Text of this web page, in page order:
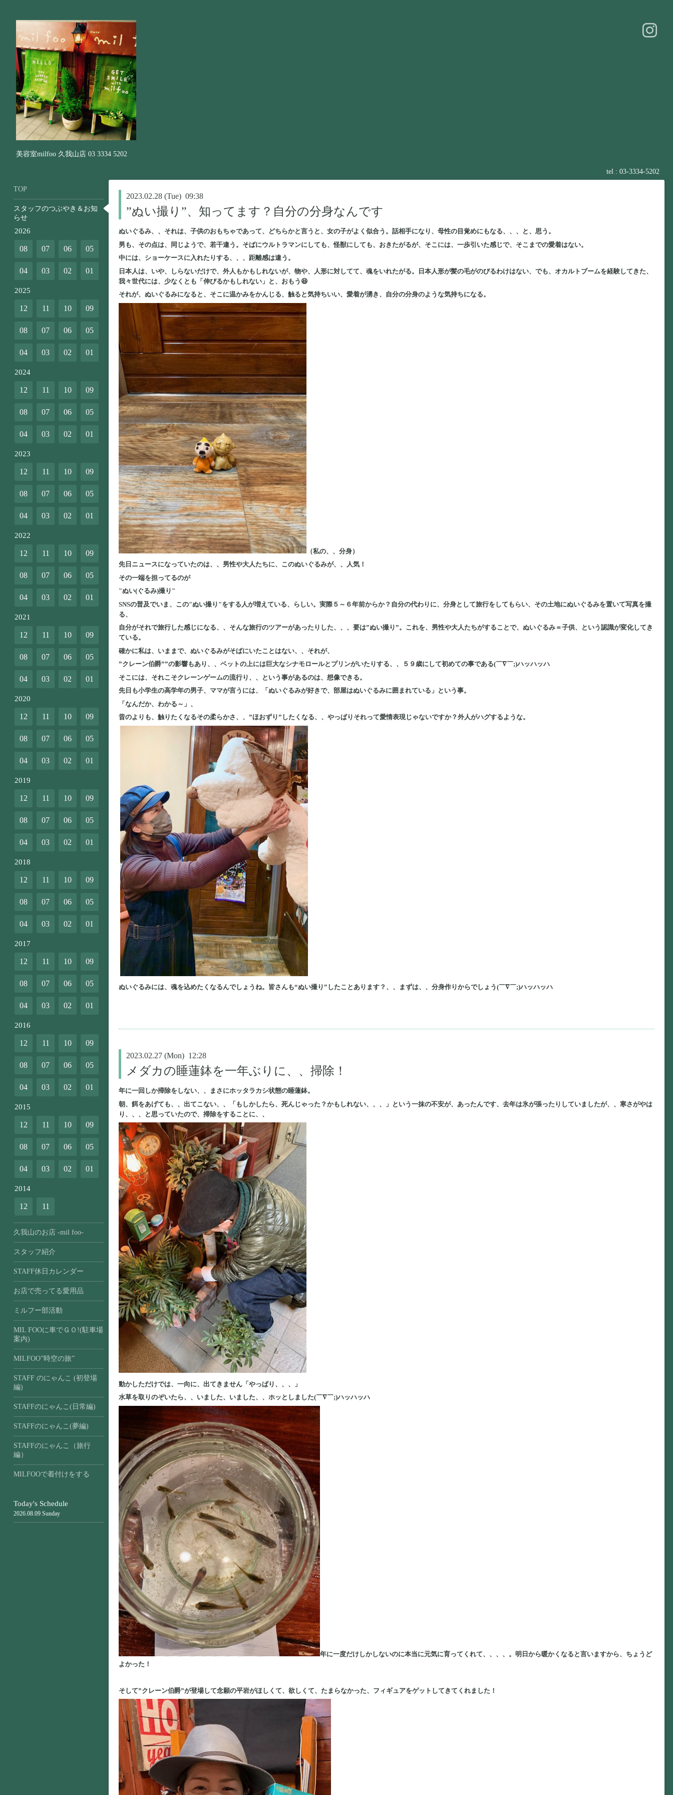
美容室milfoo 久我山店 03 3334 5202
tel : 03-3334-5202
2023.02.28 (Tue) 09:38
”ぬい撮り”、知ってます？自分の分身なんです
ぬいぐるみ、、それは、子供のおもちゃであって、どちらかと言うと、女の子がよく似合う。話相手になり、母性の目覚めにもなる、、、と、思う。
男も、その点は、同じようで、若干違う。そばにウルトラマンにしても、怪獣にしても、おきたがるが、そこには、一歩引いた感じで、そこまでの愛着はない。
中には、ショーケースに入れたりする、、、距離感は違う。
日本人は、いや、しらないだけで、外人もかもしれないが、物や、人形に対してて、魂をいれたがる。日本人形が髪の毛がのびるわけはない、でも、オカルトブームを経験してきた、
我々世代には、少なくとも「伸びるかもしれない」と、おもう😆
それが、ぬいぐるみになると、そこに温かみをかんじる、触ると気持ちいい、愛着が湧き、自分の分身のような気持ちになる。
（私の、、分身）
先日ニュースになっていたのは、、男性や大人たちに、このぬいぐるみが、、人気！
その一端を担ってるのが
"ぬい(ぐるみ)撮り"
SNSの普及でいま、この"ぬい撮り"をする人が増えている、らしい。実際５～６年前からか？自分の代わりに、分身として旅行をしてもらい、その土地にぬいぐるみを置いて写真を撮
る、
自分がそれで旅行した感じになる、、そんな旅行のツアーがあったりした、、、要は”ぬい撮り”。これを、男性や大人たちがすることで、ぬいぐるみ＝子供、という認識が変化してき
ている。
確かに私は、いままで、ぬいぐるみがそばにいたことはない、、それが、
”クレーン伯爵””の影響もあり、、ベットの上には巨大なシナモロールとプリンがいたりする、、５９歳にして初めての事である(￣∇￣;)ハッハッハ
そこには、それこそクレーンゲームの流行り、、という事があるのは、想像できる。
先日も小学生の高学年の男子、ママが言うには、「ぬいぐるみが好きで、部屋はぬいぐるみに囲まれている」という事。
「なんだか、わかる～」、
昔のよりも、触りたくなるその柔らかさ、、”ほおずり”したくなる、、やっぱりそれって愛情表現じゃないですか？外人がハグするような。
ぬいぐるみには、魂を込めたくなるんでしょうね。皆さんも“ぬい撮り”したことあります？、、まずは、、分身作りからでしょう(￣∇￣;)ハッハッハ
2023.02.27 (Mon) 12:28
メダカの睡蓮鉢を一年ぶりに、、掃除！
年に一回しか掃除をしない、、まさにホッタラカシ状態の睡蓮鉢。
朝、餌をあげても、、出てこない、、「もしかしたら、死んじゃった？かもしれない、、、」という一抹の不安が、あったんです、去年は氷が張ったりしていましたが、、寒さがやは
り、、、と思っていたので、掃除をすることに、、
動かしただけでは、一向に、出てきません「やっぱり、、、」
水草を取りのぞいたら、、いました、いました、、ホッとしました(￣∇￣;)ハッハッハ
年に一度だけしかしないのに本当に元気に育ってくれて、、、、。明日から暖かくなると言いますから、ちょうど
よかった！
そして”クレーン伯爵”が登場して念願の平岩がほしくて、欲しくて、たまらなかった、フィギュアをゲットしてきてくれました！
TOP
スタッフのつぶやき＆お知
らせ
2026
08 07 06 05
04 03 02 01
2025
12 11 10 09
08 07 06 05
04 03 02 01
2024
12 11 10 09
08 07 06 05
04 03 02 01
2023
12 11 10 09
08 07 06 05
04 03 02 01
2022
12 11 10 09
08 07 06 05
04 03 02 01
2021
12 11 10 09
08 07 06 05
04 03 02 01
2020
12 11 10 09
08 07 06 05
04 03 02 01
2019
12 11 10 09
08 07 06 05
04 03 02 01
2018
12 11 10 09
08 07 06 05
04 03 02 01
2017
12 11 10 09
08 07 06 05
04 03 02 01
2016
12 11 10 09
08 07 06 05
04 03 02 01
2015
12 11 10 09
08 07 06 05
04 03 02 01
2014
12 11
久我山のお店 -mil foo-
スタッフ紹介
STAFF休日カレンダー
お店で売ってる愛用品
ミルフー部活動
MIL FOOに車でＧＯ!(駐車場
案内)
MILFOO”時空の旅”
STAFF のにゃんこ (初登場
編)
STAFFのにゃんこ(日常編)
STAFFのにゃんこ(夢編)
STAFFのにゃんこ（旅行
編）
MILFOOで着付けをする
Today's Schedule
2026.08.09 Sunday